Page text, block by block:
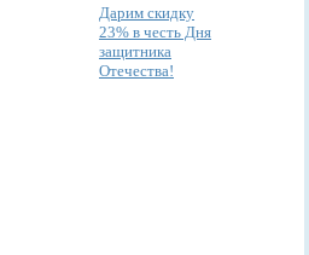
Дарим скидку
23% в честь Дня
защитника
Отечества!